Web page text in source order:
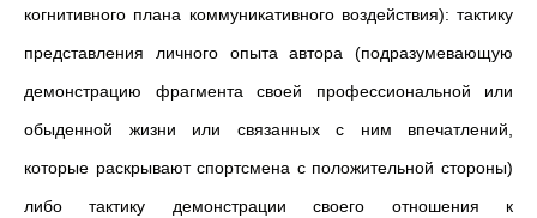
когнитивного плана коммуникативного воздействия): тактику
представления личного опыта автора (подразумевающую
демонстрацию фрагмента своей профессиональной или
обыденной жизни или связанных с ним впечатлений,
которые раскрывают спортсмена с положительной стороны)
либо тактику демонстрации своего отношения к